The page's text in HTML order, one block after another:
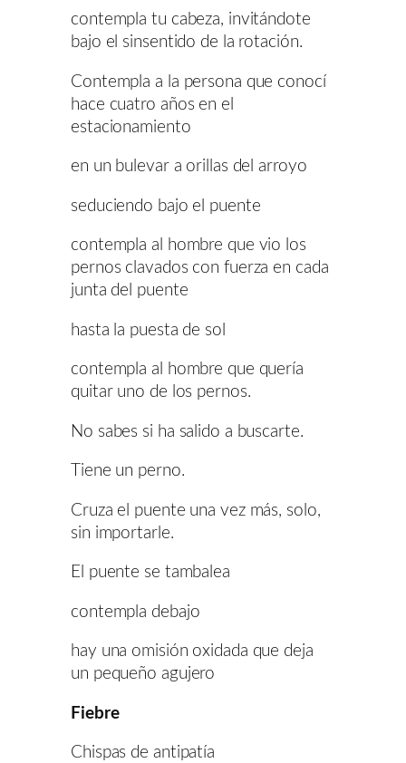
contempla tu cabeza, invitándote
bajo el sinsentido de la rotación.
Contempla a la persona que conocí
hace cuatro años en el
estacionamiento
en un bulevar a orillas del arroyo
seduciendo bajo el puente
contempla al hombre que vio los
pernos clavados con fuerza en cada
junta del puente
hasta la puesta de sol
contempla al hombre que quería
quitar uno de los pernos.
No sabes si ha salido a buscarte.
Tiene un perno.
Cruza el puente una vez más, solo,
sin importarle.
El puente se tambalea
contempla debajo
hay una omisión oxidada que deja
un pequeño agujero
Fiebre
Chispas de antipatía